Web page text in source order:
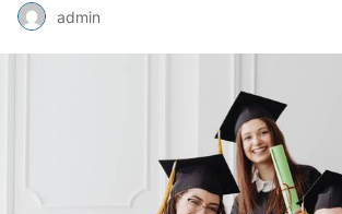
admin